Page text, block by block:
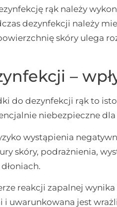
rąk należy
dezynfekcji należy
skóry ulega
–
do dezynfekcji rąk to
niebezpieczne
wystąpienia
skóry, podrażnienia,
reakcji zapalnej
i uwarunkowana jest